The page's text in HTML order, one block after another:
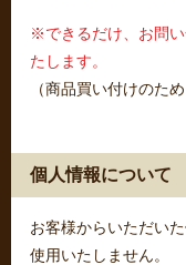
※できるだけ、お問
たします。
（商品買い付けのた
個人情報について
お客様からいただい
使用いたしません。